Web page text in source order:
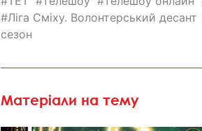
Ліга Сміху. Волонтерський десант
сезон
Матеріали на тему